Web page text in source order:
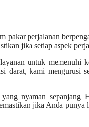
pakar perjalanan
jika setiap aspek
untuk memenuhi
darat, kami mengurusi
nyaman
jika Anda